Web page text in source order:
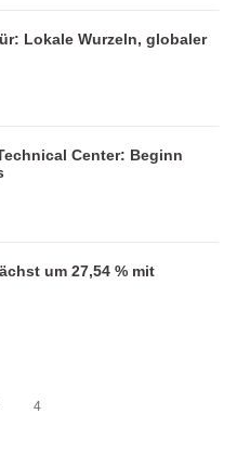
Lokale Wurzeln, globaler
Center: Beginn
um 27,54 % mit
4